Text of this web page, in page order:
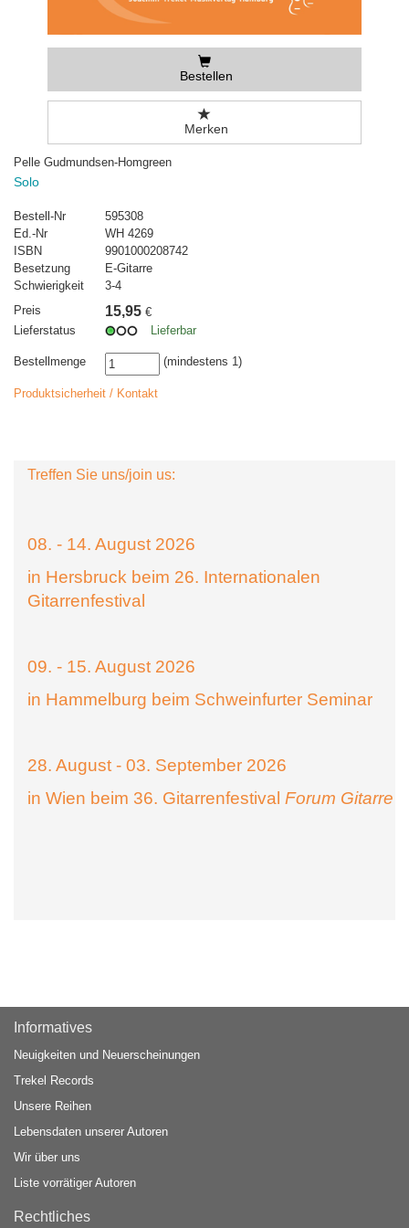
Bestellen
Merken
Pelle Gudmundsen-Homgreen
Solo
Bestell-Nr
595308
Ed.-Nr
WH 4269
ISBN
9901000208742
Besetzung
E-Gitarre
Schwierigkeit
3-4
Preis
15,95 €
Lieferstatus
Lieferbar
Bestellmenge (mindestens 1)
Produktsicherheit / Kontakt
Treffen Sie uns/join us:
08. - 14. August 2026
in Hersbruck beim 26. Internationalen
Gitarrenfestival
09. - 15. August 2026
in Hammelburg beim Schweinfurter Seminar
28. August - 03. September 2026
in Wien beim 36. Gitarrenfestival Forum Gitarre
Informatives
Neuigkeiten und Neuerscheinungen
Trekel Records
Unsere Reihen
Lebensdaten unserer Autoren
Wir über uns
Liste vorrätiger Autoren
Rechtliches